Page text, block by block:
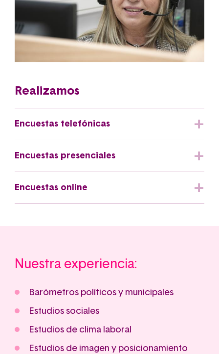
Realizamos
Encuestas telefónicas
Encuestas presenciales
Encuestas online
Nuestra experiencia:
Barómetros políticos y municipales
Estudios sociales
Estudios de clima laboral
Estudios de imagen y posicionamiento